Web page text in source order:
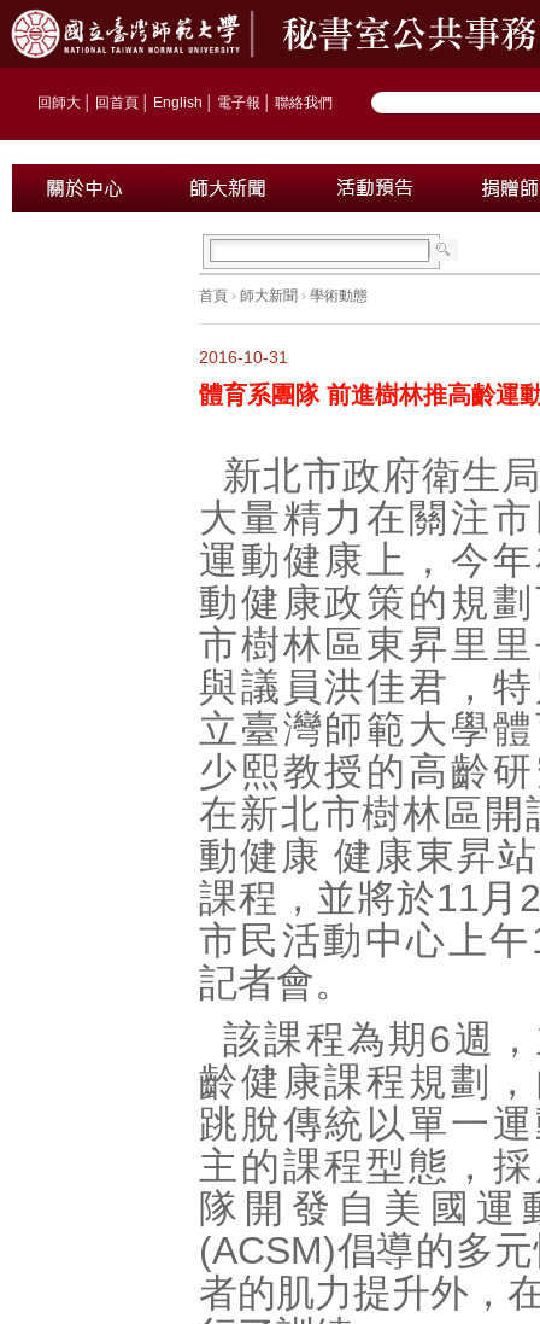
回師大 回首頁 English 電子報 聯絡我們
首頁 › 師大新聞 › 學術動態
2016-10-31
體育系團隊 前進樹林推高齡運
新北市政府衛生
大量精力在關注
運動健康上，今
動健康政策的規
市樹林區東昇里
與議員洪佳君，
立臺灣師範大學
少熙教授的高齡
在新北市樹林區開
動健康 健康東昇
課程，並將於11月
市民活動中心上
記者會。
該課程為期6週
齡健康課程規劃
跳脫傳統以單一
主的課程型態，
隊開發自美國運
(ACSM)倡導的多
者的肌力提升外，